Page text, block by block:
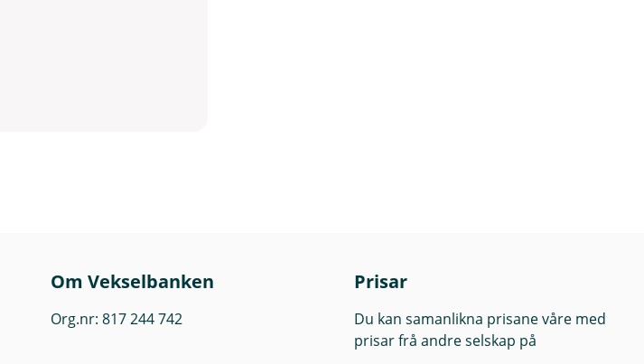
Om Vekselbanken
Org.nr: 817 244 742
Prisar
Du kan samanlikna prisane våre med
prisar frå andre selskap på